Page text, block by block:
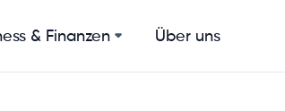
& Finanzen Über uns